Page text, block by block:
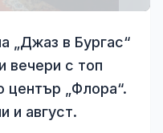
„Джаз в Бургас“
вечери с топ
център „Флора“.
и август.